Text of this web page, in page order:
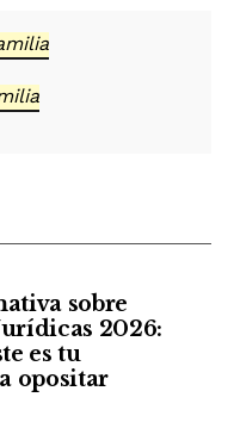
sobre
2026:
es tu
opositar